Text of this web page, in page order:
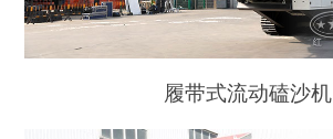
履带式流动磕沙机